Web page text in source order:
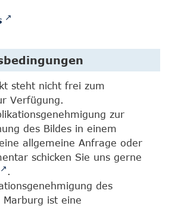
steht nicht frei zum
Verfügung.
zur
des Bildes in einem
allgemeine Anfrage oder
schicken Sie uns gerne
.
des
Marburg ist eine